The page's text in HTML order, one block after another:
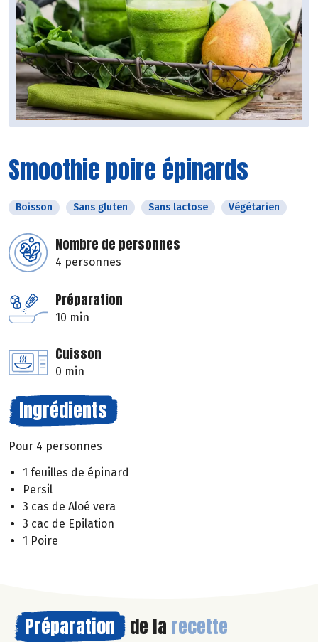
Smoothie poire épinards
Boisson Sans gluten Sans lactose Végétarien
Nombre de personnes
4 personnes
Préparation
10 min
Cuisson
0 min
Ingrédients
Pour 4 personnes
1 feuilles de épinard
Persil
3 cas de Aloé vera
3 cac de Epilation
1 Poire
Préparation de la recette